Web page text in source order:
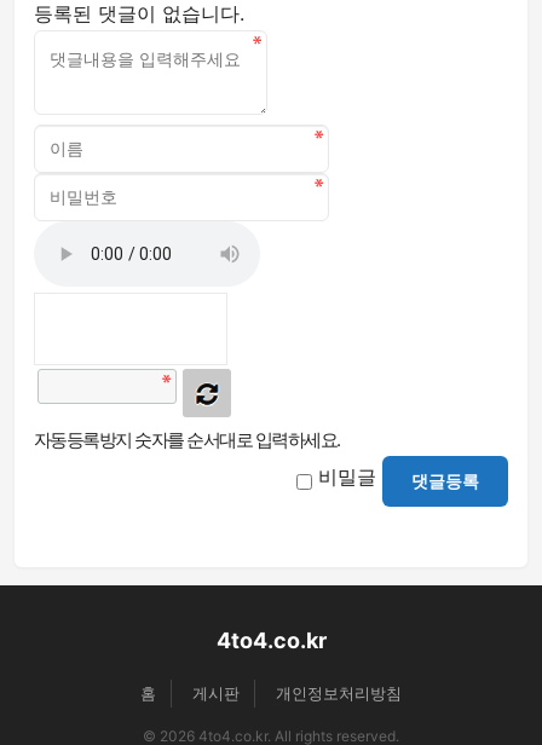
등록된 댓글이 없습니다.
자동등록방지 숫자를 순서대로 입력하세요.
비밀글 댓글등록
4to4.co.kr
홈 게시판 개인정보처리방침
© 2026 4to4.co.kr. All rights reserved.